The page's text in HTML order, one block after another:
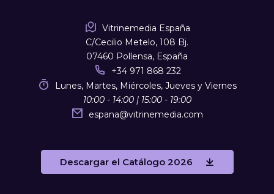
Vitrinemedia España
C/Cecilio Metelo, 108 Bj.
07460 Pollensa, España
+34 971 868 232
Lunes, Martes, Miércoles, Jueves y Viernes
10:00 - 14:00 | 15:00 - 19:00
espana@vitrinemedia.com
Descargar el Catálogo 2026